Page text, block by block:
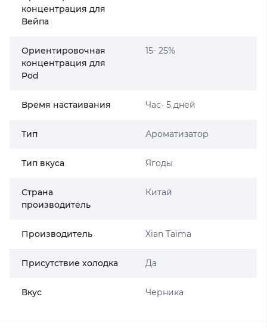
концентрация для
Вейпа
Ориентировочная
концентрация для
Pod
15- 25%
Время настаивания Час- 5 дней
Тип Ароматизатор
Тип вкуса Ягоды
Страна
производитель
Китай
Производитель Xian Taima
Присутствие холодка Да
Вкус Черника